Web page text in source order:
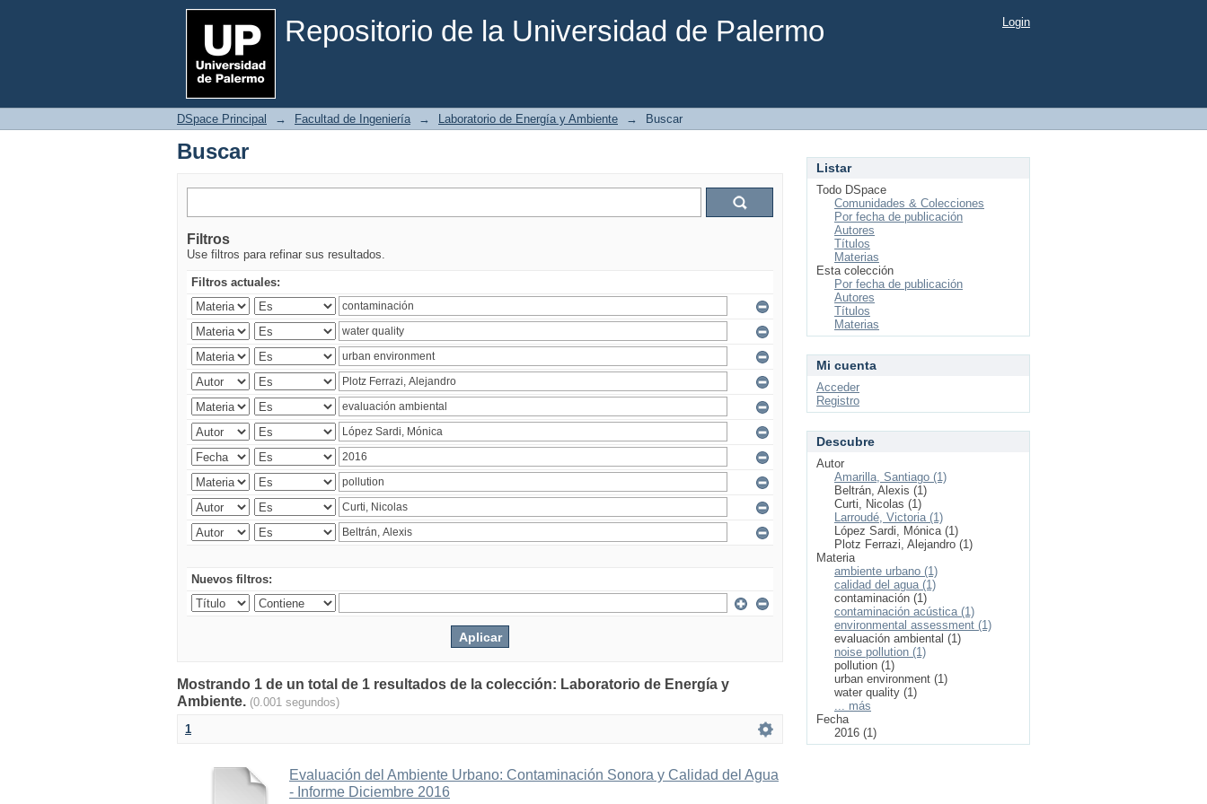
Repositorio de la Universidad de Palermo
Buscar Login
DSpace Principal → Facultad de Ingeniería → Laboratorio de Energía y Ambiente → Buscar
Buscar
Filtros
Use filtros para refinar sus resultados.
Filtros actuales:
Nuevos filtros:
Mostrando 1 de un total de 1 resultados de la colección: Laboratorio de Energía y
Ambiente. (0.001 segundos)
1
Evaluación del Ambiente Urbano: Contaminación Sonora y Calidad del Agua
- Informe Diciembre 2016
Listar
Todo DSpace
Comunidades & Colecciones
Por fecha de publicación
Autores
Títulos
Materias
Esta colección
Por fecha de publicación
Autores
Títulos
Materias
Mi cuenta
Acceder
Registro
Descubre
Autor
Amarilla, Santiago (1)
Beltrán, Alexis (1)
Curti, Nicolas (1)
Larroudé, Victoria (1)
López Sardi, Mónica (1)
Plotz Ferrazi, Alejandro (1)
Materia
ambiente urbano (1)
calidad del agua (1)
contaminación (1)
contaminación acústica (1)
environmental assessment (1)
evaluación ambiental (1)
noise pollution (1)
pollution (1)
urban environment (1)
water quality (1)
... más
Fecha
2016 (1)